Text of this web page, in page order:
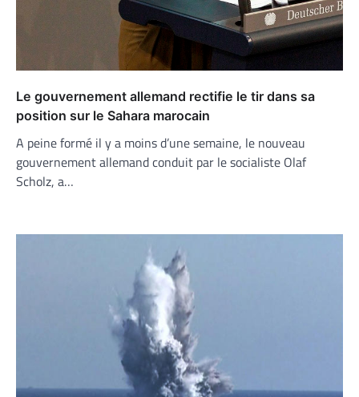
Le gouvernement allemand rectifie le tir dans sa
position sur le Sahara marocain
A peine formé il y a moins d’une semaine, le nouveau
gouvernement allemand conduit par le socialiste Olaf
Scholz, a…